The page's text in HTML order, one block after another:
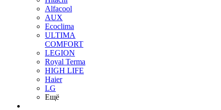
Alfacool
AUX
Ecoclima
ULTIMA
COMFORT
LEGION
Royal Terma
HIGH LIFE
Haier
LG
Ещё